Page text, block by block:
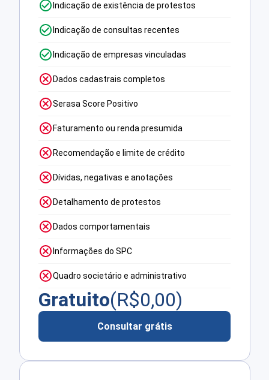
Indicação de existência de protestos
Indicação de consultas recentes
Indicação de empresas vinculadas
Dados cadastrais completos
Serasa Score Positivo
Faturamento ou renda presumida
Recomendação e limite de crédito
Dívidas, negativas e anotações
Detalhamento de protestos
Dados comportamentais
Informações do SPC
Quadro societário e administrativo
Gratuito(R$0,00)
Consultar grátis